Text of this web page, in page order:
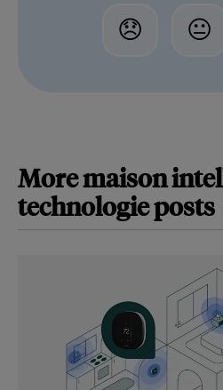
😞 😐
Moremaison
technologieposts